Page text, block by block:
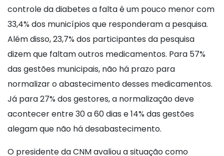
controle da diabetes a falta é um pouco menor com
33,4% dos municípios que responderam a pesquisa.
Além disso, 23,7% dos participantes da pesquisa
dizem que faltam outros medicamentos. Para 57%
das gestões municipais, não há prazo para
normalizar o abastecimento desses medicamentos.
Já para 27% dos gestores, a normalização deve
acontecer entre 30 a 60 dias e 14% das gestões
alegam que não há desabastecimento.
O presidente da CNM avaliou a situação como